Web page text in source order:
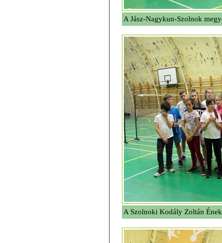
A Jász-Nagykun-Szolnok
A Szolnoki Kodály Zoltán